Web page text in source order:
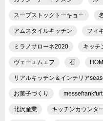
スープストックトーキョー
アムスタイルキッチン フィ
ミラノサローネ2020 キッチ
ヴェーエムエフ 石
リアルキッチン＆インテリア
お菓子づくり messefrankfurt
北沢産業 キッチンカウンタ